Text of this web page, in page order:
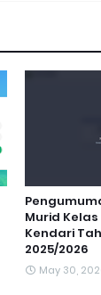
Murid Kelas
Kendari
2025/2026
May 30,